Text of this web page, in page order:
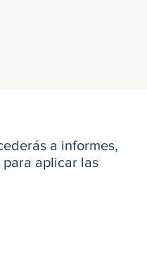
a informes,
aplicar las